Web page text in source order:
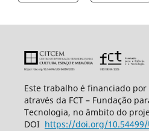
Este trabalho é financiado por
através da FCT – Fundação
Tecnologia, no âmbito do
DOI https://doi.org/